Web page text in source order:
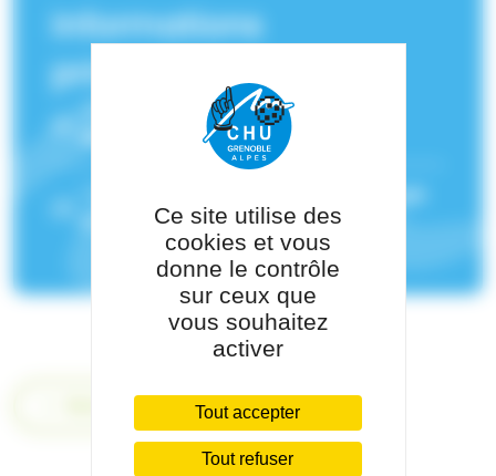
Informations
principales
Service(s) de rattachement :
Hématologie biologique
et de Pathologie
Ce site utilise des
cookies et vous
donne le contrôle
sur ceux que
vous souhaitez
activer
Tout accepter
Tout refuser